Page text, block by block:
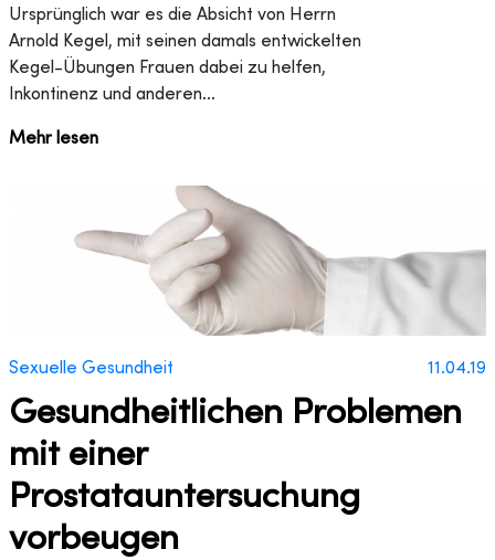
Ursprünglich war es die Absicht von Herrn
Arnold Kegel, mit seinen damals entwickelten
Kegel-Übungen Frauen dabei zu helfen,
Inkontinenz und anderen...
Mehr lesen
Sexuelle Gesundheit 11.04.19
Gesundheitlichen Problemen
mit einer
Prostatauntersuchung
vorbeugen